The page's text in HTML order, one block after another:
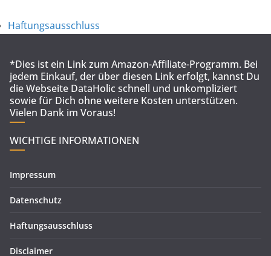
Haftungsausschluss
*Dies ist ein Link zum Amazon-Affiliate-Programm. Bei
jedem Einkauf, der über diesen Link erfolgt, kannst Du
die Webseite DataHolic schnell und unkompliziert
sowie für Dich ohne weitere Kosten unterstützen.
Vielen Dank im Voraus!
WICHTIGE INFORMATIONEN
Impressum
Datenschutz
Haftungsausschluss
Disclaimer